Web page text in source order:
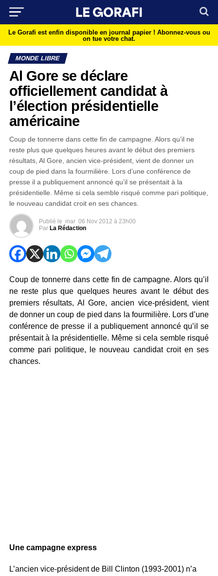
Le Gorafi est enfin disponible en journal papier ! Abonnez-vous ou
on tue votre chat.
MONDE LIBRE
Al Gore se déclare
officiellement candidat à
l’élection présidentielle
américaine
Coup de tonnerre dans cette fin de campagne. Alors qu’il ne
reste plus que quelques heures avant le début des premiers
résultats, Al Gore, ancien vice-président, vient de donner un
coup de pied dans la fourmilière. Lors d’une conférence de
presse il a publiquement annoncé qu’il se présentait à la
présidentielle. Même si cela semble risqué comme pari politique,
le nouveau candidat croit en ses chances.
Publié le mar 06 Nov 2012 à 23h00
Par La Rédaction
Coup de tonnerre dans cette fin de campagne. Alors qu’il
ne reste plus que quelques heures avant le début des
premiers résultats, Al Gore, ancien vice-président, vient
de donner un coup de pied dans la fourmilière. Lors d’une
conférence de presse il a publiquement annoncé qu’il se
présentait à la présidentielle. Même si cela semble risqué
comme pari politique, le nouveau candidat croit en ses
chances.
Une campagne express
L’ancien vice-président de Bill Clinton (1993-2001) n’a